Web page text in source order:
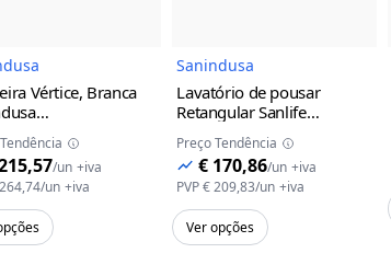
Vértice, Branca
/un +iva
/un +iva
Sanindusa
Lavatório de pousar
Retangular Sanlife
Sanindusa
60x35
Preço Tendência
€ 170,86/un +iva
PVP€ 209,83/un +iva
Ver opções